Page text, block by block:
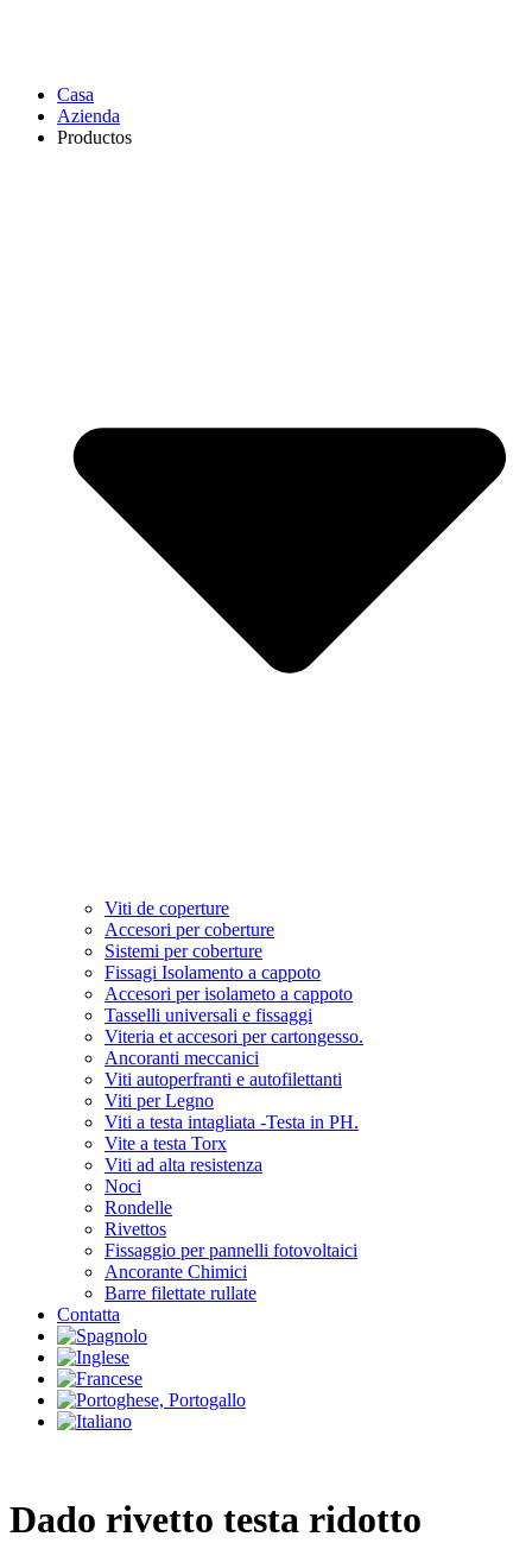
Casa
Azienda
Productos
Viti de coperture
Accesori per coberture
Sistemi per coberture
Fissagi Isolamento a cappoto
Accesori per isolameto a cappoto
Tasselli universali e fissaggi
Viteria et accesori per cartongesso.
Ancoranti meccanici
Viti autoperfranti e autofilettanti
Viti per Legno
Viti a testa intagliata -Testa in PH.
Vite a testa Torx
Viti ad alta resistenza
Noci
Rondelle
Rivettos
Fissaggio per pannelli fotovoltaici
Ancorante Chimici
Barre filettate rullate
Contatta
Dado rivetto testa ridotto